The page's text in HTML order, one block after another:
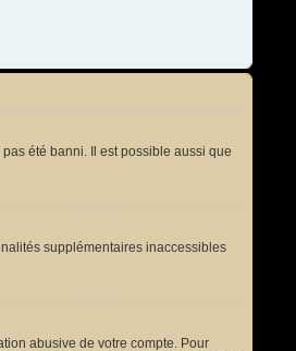
été banni. Il est possible aussi que
supplémentaires inaccessibles
abusive de votre compte. Pour